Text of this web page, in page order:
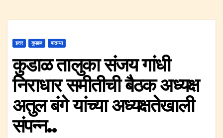
इतर कुडाळ बातम्या
कुडाळ तालुका संजय गांधी
निराधार समीतीची बैठक अध्यक्ष
अतुल बंगे यांच्या अध्यक्षतेखाली
संपन्न..